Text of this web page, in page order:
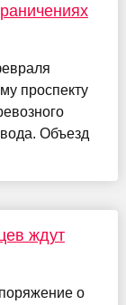
проспекту
Объезд
ждут
о